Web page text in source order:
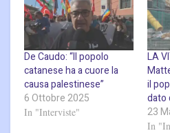
De Caudo: “Il popolo
catanese ha a cuore la
causa palestinese”
6 Ottobre 2025
In "Interviste"
LA
il
dato
23
In